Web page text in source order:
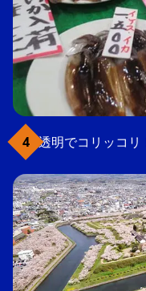
透明でコリッコ